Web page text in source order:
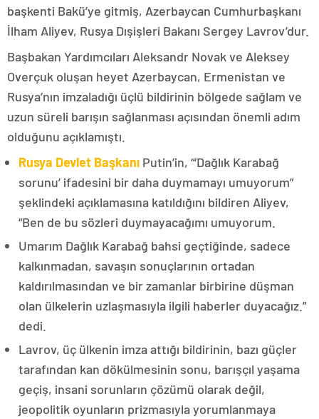
başkenti Bakü’ye gitmiş, Azerbaycan Cumhurbaşkanı
İlham Aliyev, Rusya Dışişleri Bakanı Sergey Lavrov’dur.
Başbakan Yardımcıları Aleksandr Novak ve Aleksey
Overçuk oluşan heyet Azerbaycan, Ermenistan ve
Rusya’nın imzaladığı üçlü bildirinin bölgede sağlam ve
uzun süreli barışın sağlanması açısından önemli adım
olduğunu açıklamıştı.
Rusya Devlet Başkanı Putin’in, “‘Dağlık Karabağ
sorunu’ ifadesini bir daha duymamayı umuyorum”
şeklindeki açıklamasına katıldığını bildiren Aliyev,
“Ben de bu sözleri duymayacağımı umuyorum.
Umarım Dağlık Karabağ bahsi geçtiğinde, sadece
kalkınmadan, savaşın sonuçlarının ortadan
kaldırılmasından ve bir zamanlar birbirine düşman
olan ülkelerin uzlaşmasıyla ilgili haberler duyacağız.”
dedi.
Lavrov, üç ülkenin imza attığı bildirinin, bazı güçler
tarafından kan dökülmesinin sonu, barışçıl yaşama
geçiş, insani sorunların çözümü olarak değil,
jeopolitik oyunların prizmasıyla yorumlanmaya